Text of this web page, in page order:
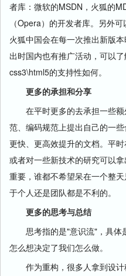
者库：微软的MSDN，火狐的
（Opera）的开发者库。另外
火狐中国会在每一次推出新版
出时国内也有推广活动，可以
css3\html5的支持性如何。
更多的承担和分享
在平时更多的去承担一些额
范、编码规范上提出自己的一
更快、更高效提升的文档。平
或者对一些新技术的研究可以
重要，谁都不希望呆在一个整
于个人还是团队都是不利的。
更多的思考与总结
思考指的是"意识流"，具体
怎么想决定了我们怎么做。
作为重构，很多人拿到设计